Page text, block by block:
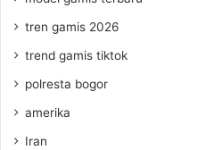
tren gamis 2026
trend gamis tiktok
polresta bogor
amerika
Iran